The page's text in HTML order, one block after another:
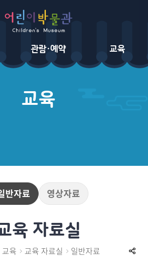
관람·예약 교육
육 자료실
교육 교육 자료실 일반자료
반자료 영상자료